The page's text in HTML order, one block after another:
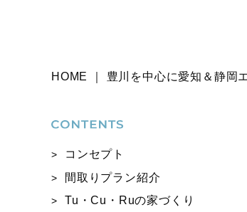
HOME ｜ 豊川を中心に愛知＆静岡
コンセプト
間取りプラン紹介
Tu・Cu・Ruの家づくり